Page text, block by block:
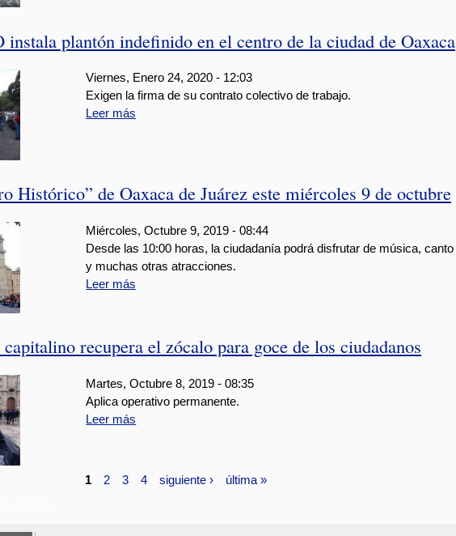
plantón indefinido en el centro de la ciudad de Oaxaca
Viernes, Enero 24, 2020 - 12:03
Exigen la firma de su contrato colectivo de trabajo.
Leer más
Histórico” de Oaxaca de Juárez este miércoles 9 de octubre
Miércoles, Octubre 9, 2019 - 08:44
Desde las 10:00 horas, la ciudadanía podrá disfrutar de música, canto
y muchas otras atracciones.
Leer más
recupera el zócalo para goce de los ciudadanos
Martes, Octubre 8, 2019 - 08:35
Aplica operativo permanente.
Leer más
1 2 3 4 siguiente › última »